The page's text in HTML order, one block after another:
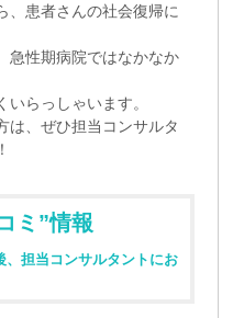
、患者さんの社会復帰に
急性期病院ではなかなか
らっしゃいます。
は、ぜひ担当コンサルタ
ミ”情報
、担当コンサルタントにお